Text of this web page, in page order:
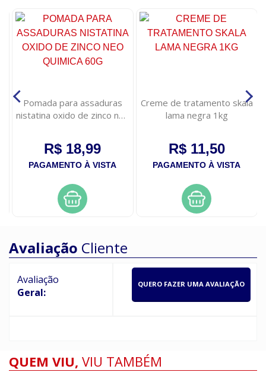
Pomada para assaduras
nistatina oxido de zinco neo
R$ 18,99
PAGAMENTO À VISTA
Creme de tratamento skala
lama negra 1kg
R$ 11,50
PAGAMENTO À VISTA
Avaliação Cliente
Avaliação
Geral:
QUERO FAZER UMA AVALIAÇÃO
QUEM VIU, VIU TAMBÉM